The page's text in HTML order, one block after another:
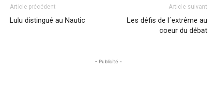
Article précédent
Lulu distingué au Nautic
Article suivant
Les défis de l´extrême au
coeur du débat
- Publicité -